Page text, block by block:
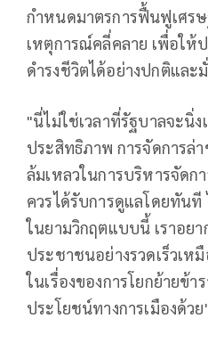
กำหนดมาตรการฟื้นฟูเศร
เหตุการณ์คลี่คลาย เพื่อให้
ดำรงชีวิตได้อย่างปกติและ
"นี่ไม่ใช่เวลาที่รัฐบาลจะนิ่
ประสิทธิภาพ การจัดการล่
ล้มเหลวในการบริหารจัด
ควรได้รับการดูแลโดยทันที
ในยามวิกฤตแบบนี้ เราอย
ประชาชนอย่างรวดเร็วเห
ในเรื่องของการโยกย้ายข้
ประโยชน์ทางการเมืองด้ว